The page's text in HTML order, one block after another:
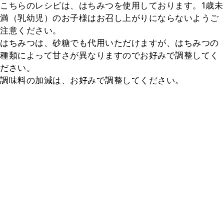
こちらのレシピは、はちみつを使用しております。1歳未
満（乳幼児）のお子様はお召し上がりにならないようご
注意ください。
はちみつは、砂糖でも代用いただけますが、はちみつの
種類によって甘さが異なりますのでお好みで調整してく
ださい。
調味料の加減は、お好みで調整してください。